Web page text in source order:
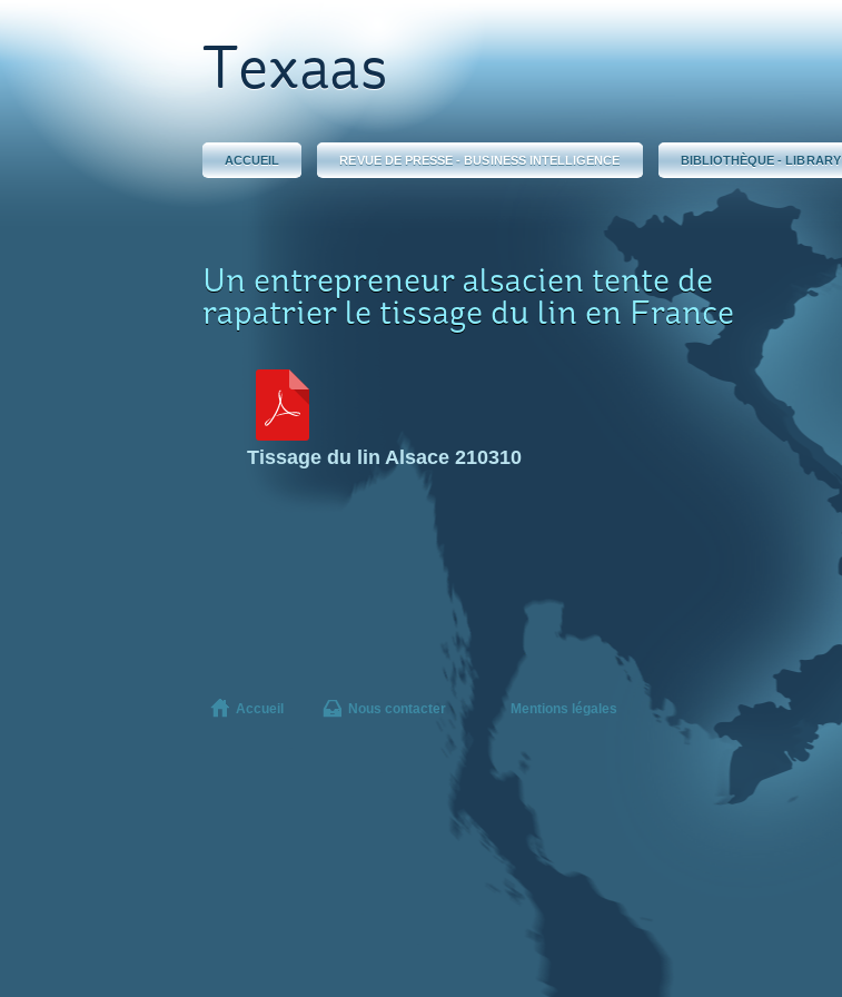
Texaas
ACCUEIL REVUE DE PRESSE - BUSINESS INTELLIGENCE BIBLIOTHÈQUE - LIBRARY
Un entrepreneur alsacien tente de
rapatrier le tissage du lin en France
Tissage du lin Alsace 210310
Accueil Nous contacter Mentions légales